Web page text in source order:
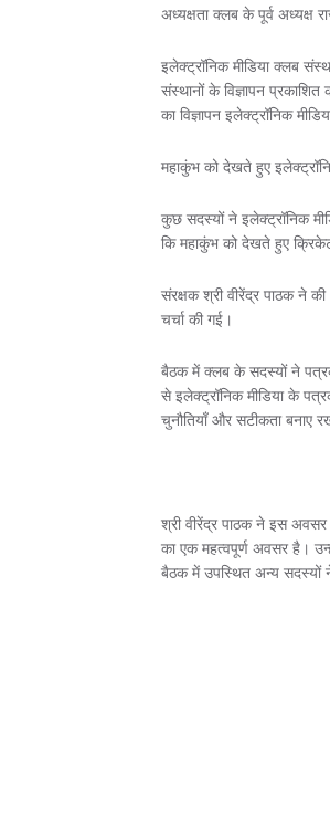
अध्यक्षता क्लब के पूर्व अध्यक्ष
इलेक्ट्रॉनिक मीडिया क्लब
संस्थानों के विज्ञापन
का विज्ञापन इलेक्ट्रॉनिक
महाकुंभ को देखते हुए
कुछ सदस्यों ने इलेक्ट्रॉनिक
कि महाकुंभ को देखते हुए क्रिकेट
संरक्षक श्री वीरेंद्र पाठक ने
चर्चा की गई।
बैठक में क्लब के सदस्यों ने
से इलेक्ट्रॉनिक मीडिया के
चुनौतियाँ और सटीकता बनाए
श्री वीरेंद्र पाठक ने इस
का एक महत्वपूर्ण अवसर है।
बैठक में उपस्थित अन्य सदस्यों